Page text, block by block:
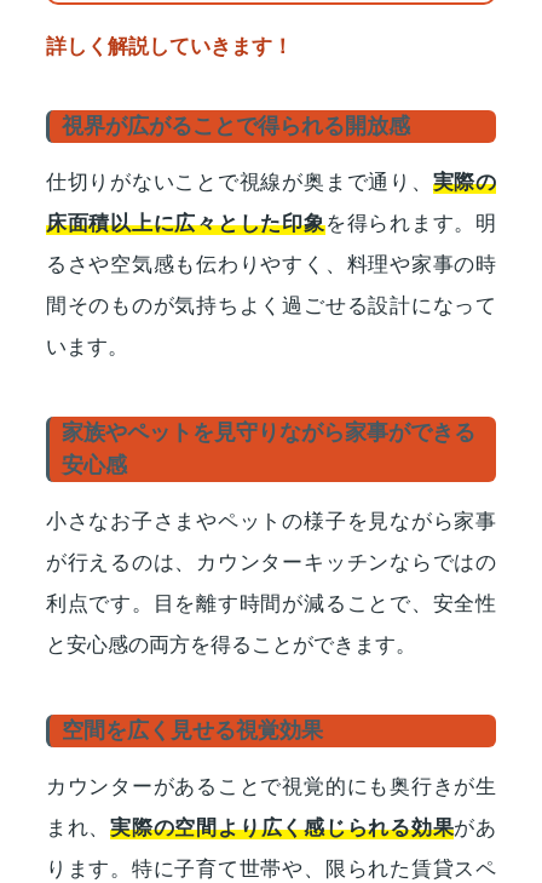
詳しく解説していきます！
視界が広がることで得られる開放感
仕切りがないことで視線が奥まで通り、 実際の
床面積以上に広々とした印象を得られます。明
るさや空気感も伝わりやすく、料理や家事の時
間そのものが気持ちよく過ごせる設計になって
います。
家族やペットを見守りながら家事ができる
安心感
小さなお子さまやペットの様子を見ながら家事
が行えるのは、カウンターキッチンならではの
利点です。目を離す時間が減ることで、安全性
と安心感の両方を得ることができます。
空間を広く見せる視覚効果
カウンターがあることで視覚的にも奥行きが生
まれ、実際の空間より広く感じられる効果があ
ります。特に子育て世帯や、限られた賃貸スペ